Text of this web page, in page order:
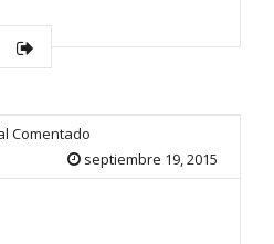
Comentado
septiembre 19, 2015